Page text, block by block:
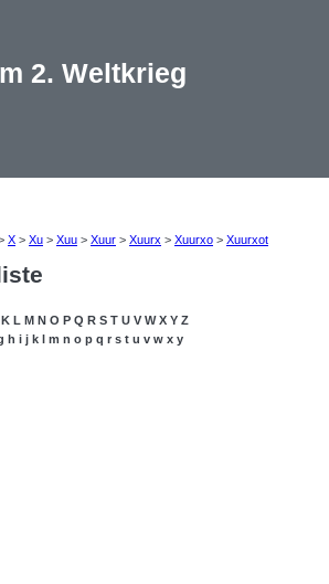
2. Weltkrieg
X > Xu > Xuu > Xuur > Xuurx > Xuurxo > Xuurxot
K L M N O P Q R S T U V W X Y Z
h i j k l m n o p q r s t u v w x y